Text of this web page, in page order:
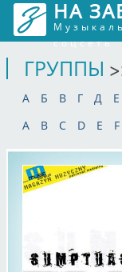
НА
соцсеть
ГРУППЫ
А Б В Г Д Е
A
B C D E F